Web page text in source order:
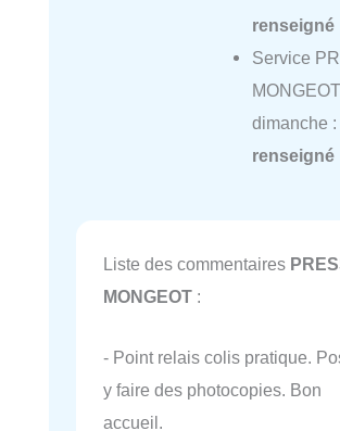
renseigné
Service
dimanche :
renseigné
Liste des commentaires
MONGEOT :
- Point relais colis pratique.
y faire des photocopies. Bon
accueil.